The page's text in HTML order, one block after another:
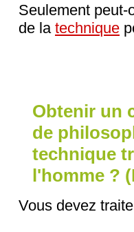
Seulement peut-
de la technique
Obtenir un
de
technique
l'homme ?
Vous devez